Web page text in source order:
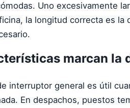
Uno excesivamente
la longitud correcta es
marcan la
interruptor general es útil
En despachos, puestos